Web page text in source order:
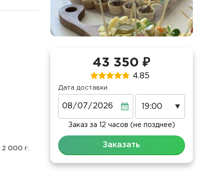
2 000 г.
43 350 ₽
4.85
Дата доставки
Заказ за 12 часов (не позднее)
Заказать